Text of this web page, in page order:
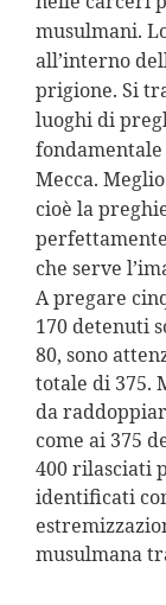
musulmani.
all’interno
prigione. Si
luoghi di
Mecca.
cioè la
che serve
A pregare
170 detenuti
80, sono
totale di 375.
da
come ai 375
400 rilasciati
identificati
musulmana